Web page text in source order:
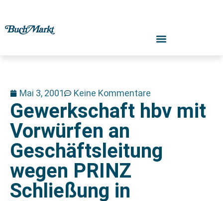
Mai 3, 2001 Keine Kommentare
Gewerkschaft hbv mit
Vorwürfen an
Geschäftsleitung
wegen PRINZ
Schließung in